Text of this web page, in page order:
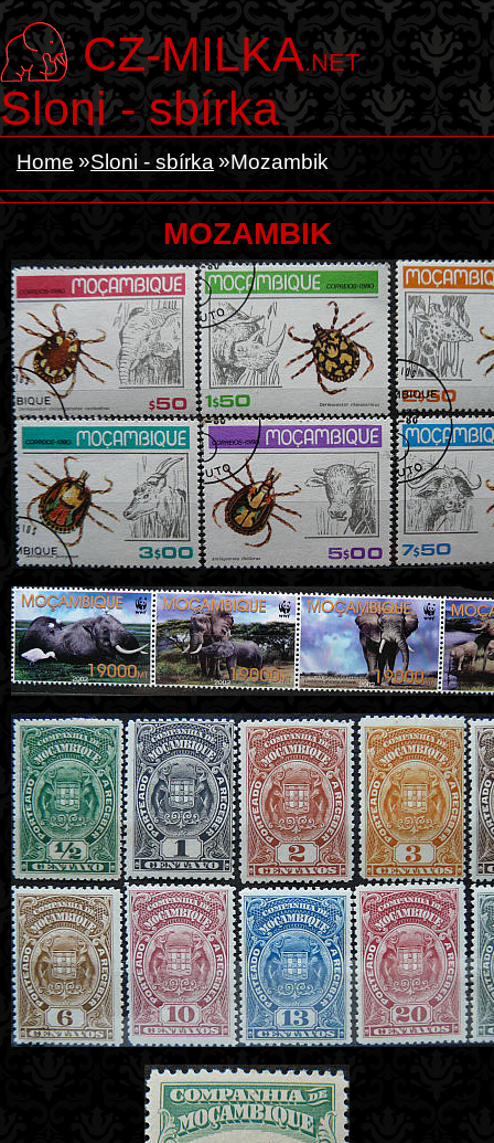
CZ-MILKA.NET
Sloni - sbírka
Home Sloni - sbírka Mozambik
MOZAMBIK